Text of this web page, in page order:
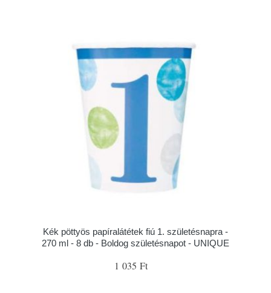
Kék pöttyös papíralátétek fiú 1. születésnapra -
270 ml - 8 db - Boldog születésnapot - UNIQUE
1 035 Ft